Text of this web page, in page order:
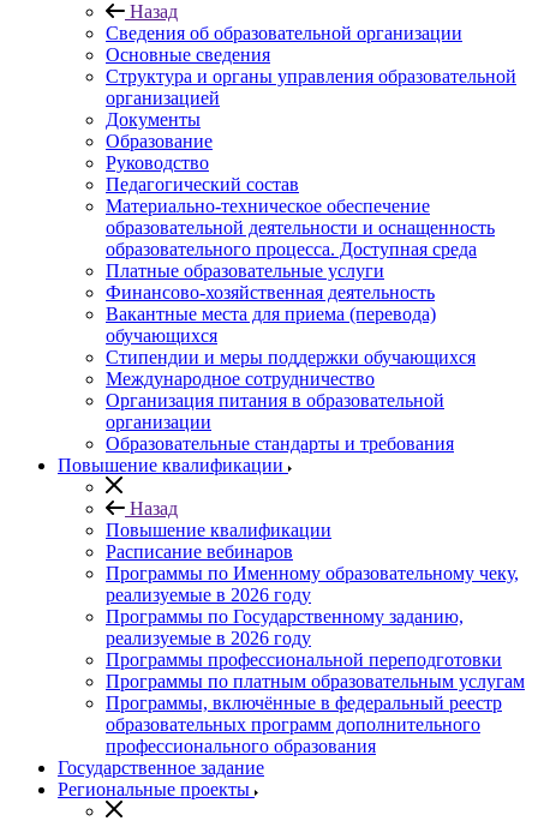
Назад
Сведения об образовательной организации
Основные сведения
Структура и органы управления образовательной
организацией
Документы
Образование
Руководство
Педагогический состав
Материально-техническое обеспечение
образовательной деятельности и оснащенность
образовательного процесса. Доступная среда
Платные образовательные услуги
Финансово-хозяйственная деятельность
Вакантные места для приема (перевода)
обучающихся
Стипендии и меры поддержки обучающихся
Международное сотрудничество
Организация питания в образовательной
организации
Образовательные стандарты и требования
Повышение квалификации
Назад
Повышение квалификации
Расписание вебинаров
Программы по Именному образовательному чеку,
реализуемые в 2026 году
Программы по Государственному заданию,
реализуемые в 2026 году
Программы профессиональной переподготовки
Программы по платным образовательным услугам
Программы, включённые в федеральный реестр
образовательных программ дополнительного
профессионального образования
Государственное задание
Региональные проекты